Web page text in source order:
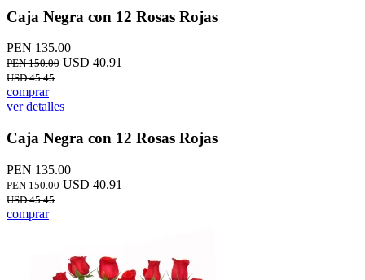
Caja Negra con 12 Rosas Rojas
PEN 135.00
PEN 150.00 USD 40.91
USD 45.45
comprar
ver detalles
Caja Negra con 12 Rosas Rojas
PEN 135.00
PEN 150.00 USD 40.91
USD 45.45
comprar